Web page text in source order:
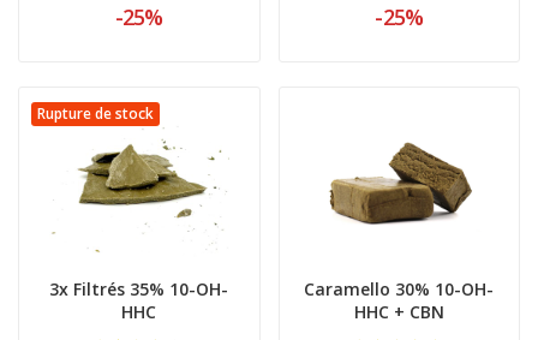
-25% -25%
Rupture de stock
3x Filtrés 35% 10-OH-
HHC
Caramello 30% 10-OH-
HHC + CBN